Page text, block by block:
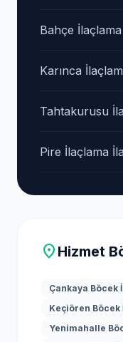
Bahçe
Karınca
Tahtakurusu
Pire İlaçlama
location_on Hizmet
Çankaya Böcek
Keçiören Böcek
Yenimahalle